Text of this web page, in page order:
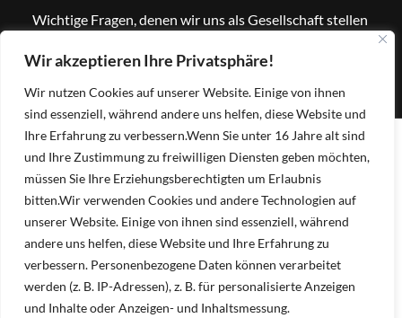
Wir akzeptieren Ihre Privatsphäre!
Wir nutzen Cookies auf unserer Website. Einige von ihnen
sind essenziell, während andere uns helfen, diese Website und
Ihre Erfahrung zu verbessern.Wenn Sie unter 16 Jahre alt sind
und Ihre Zustimmung zu freiwilligen Diensten geben möchten,
müssen Sie Ihre Erziehungsberechtigten um Erlaubnis
bitten.Wir verwenden Cookies und andere Technologien auf
unserer Website. Einige von ihnen sind essenziell, während
andere uns helfen, diese Website und Ihre Erfahrung zu
verbessern. Personenbezogene Daten können verarbeitet
werden (z. B. IP-Adressen), z. B. für personalisierte Anzeigen
und Inhalte oder Anzeigen- und Inhaltsmessung.
Wichtige Fragen, denen wir uns als Gesellschaft stellen
Fragen an!